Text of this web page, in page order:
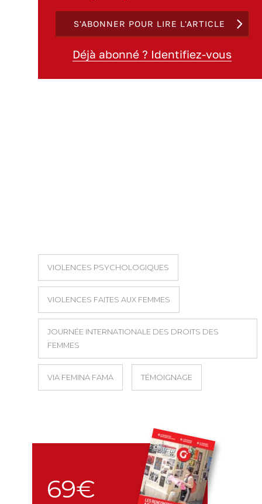
S'ABONNER POUR LIRE L'ARTICLE
Déjà abonné ? Identifiez-vous
VIOLENCES PSYCHOLOGIQUES
VIOLENCES FAITES AUX FEMMES
JOURNÉE INTERNATIONALE DES DROITS DES
FEMMES
VIA FEMINA FAMA TÉMOIGNAGE
69€